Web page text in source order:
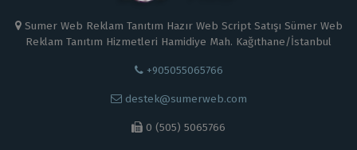
Sumer Web Reklam Tanıtım Hazır Web Script Satışı Sümer Web
Reklam Tanıtım Hizmetleri Hamidiye Mah. Kağıthane/İstanbul
+905055065766
destek@sumerweb.com
0 (505) 5065766